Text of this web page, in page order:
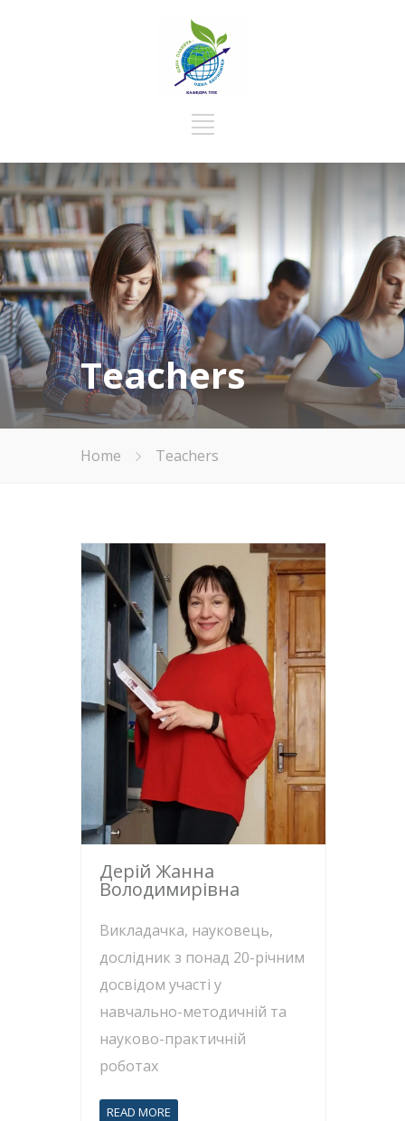
Teachers
Home Teachers
Дерій Жанна
Володимирівна
Викладачка, науковець,
дослідник з понад 20-річним
досвідом участі у
навчально-методичній та
науково-практичній
роботах
READ MORE